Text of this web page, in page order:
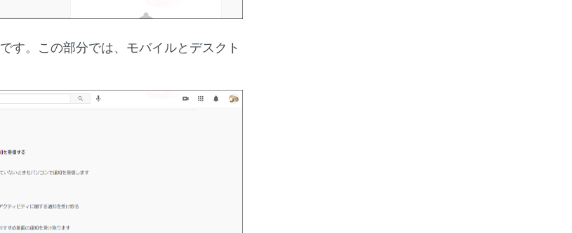
です。この部分では、モバイルとデスクト